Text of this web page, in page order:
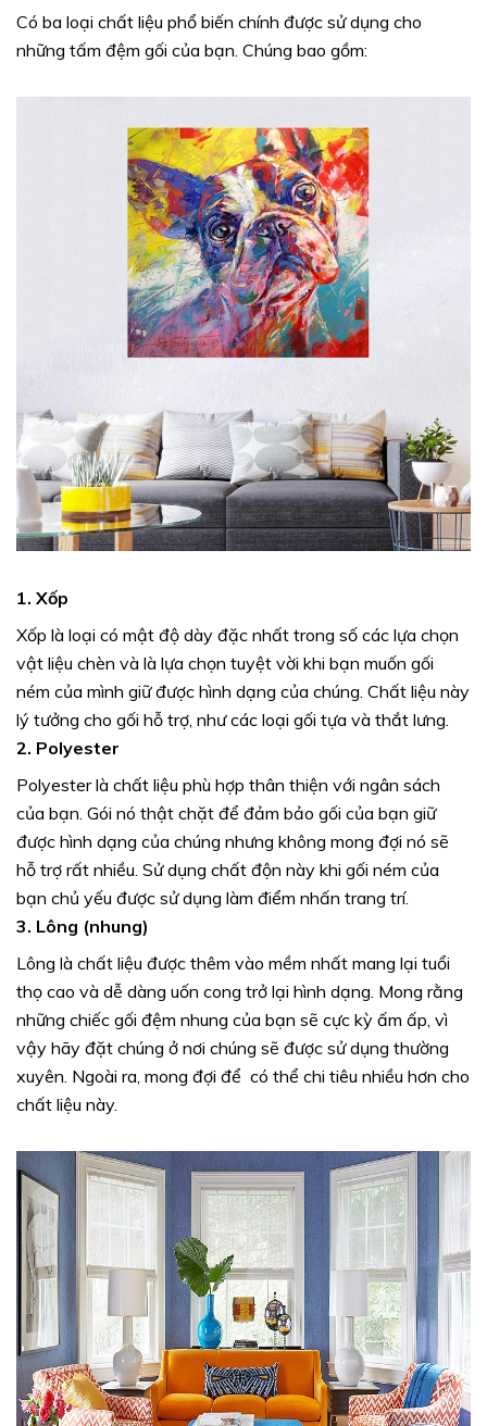
Có ba loại chất liệu phổ biến chính được sử dụng cho
những tấm đệm gối của bạn. Chúng bao gồm:
1. Xốp
Xốp là loại có mật độ dày đặc nhất trong số các lựa chọn
vật liệu chèn và là lựa chọn tuyệt vời khi bạn muốn gối
ném của mình giữ được hình dạng của chúng. Chất liệu này
lý tưởng cho gối hỗ trợ, như các loại gối tựa và thắt lưng.
2. Polyester
Polyester là chất liệu phù hợp thân thiện với ngân sách
của bạn. Gói nó thật chặt để đảm bảo gối của bạn giữ
được hình dạng của chúng nhưng không mong đợi nó sẽ
hỗ trợ rất nhiều. Sử dụng chất độn này khi gối ném của
bạn chủ yếu được sử dụng làm điểm nhấn trang trí.
3. Lông (nhung)
Lông là chất liệu được thêm vào mềm nhất mang lại tuổi
thọ cao và dễ dàng uốn cong trở lại hình dạng. Mong rằng
những chiếc gối đệm nhung của bạn sẽ cực kỳ ấm ấp, vì
vậy hãy đặt chúng ở nơi chúng sẽ được sử dụng thường
xuyên. Ngoài ra, mong đợi để có thể chi tiêu nhiều hơn cho
chất liệu này.